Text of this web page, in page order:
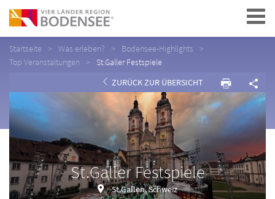
Navigation
Startseite Was erleben?
Bodensee-Highlights
Top Veranstaltungen
St.Galler Festspiele
ZURÜCK ZUR ÜBERSICHT
St.Galler Festspiele
St.Gallen, Schweiz